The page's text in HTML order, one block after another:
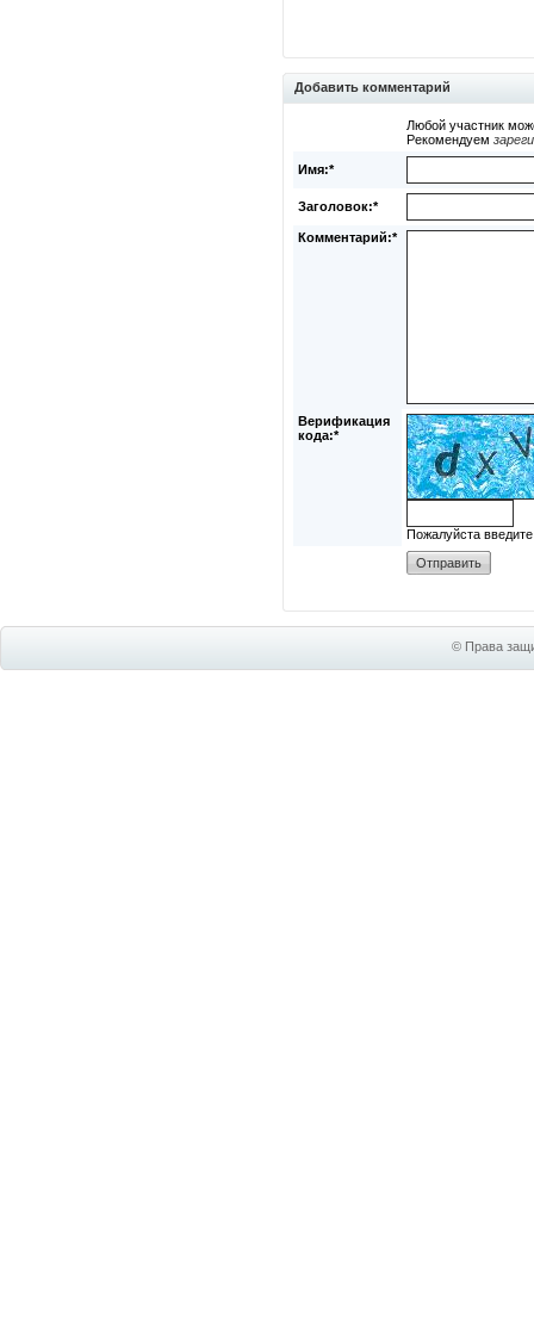
Добавить комментарий
Любой участник
Рекомендуем
Имя:*
Заголовок:*
Комментарий:*
Верификация
кода:*
Пожалуйста
© Права